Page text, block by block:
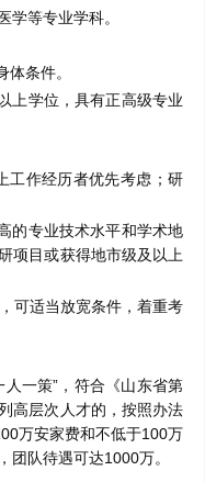
学等专业学科。
条件。
上学位，具有正高级专业
工作经历者优先考虑；研
的专业技术水平和学术地
项目或获得地市级及以上
可适当放宽条件，着重考
一策”，符合《山东省第
高层次人才的，按照办法
万安家费和不低于100万
团队待遇可达1000万。